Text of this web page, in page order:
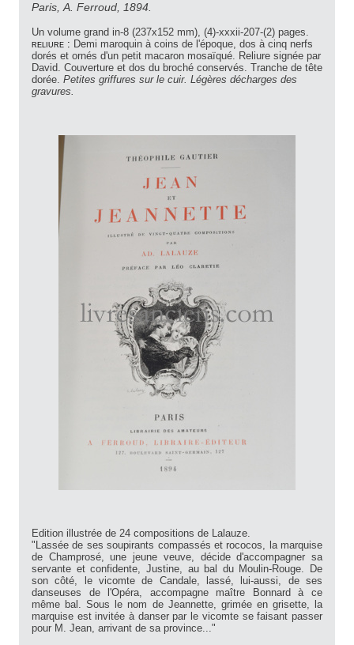
Paris, A. Ferroud, 1894.
Un volume grand in-8 (237x152 mm), (4)-xxxii-207-(2) pages.
reliure : Demi maroquin à coins de l'époque, dos à cinq nerfs
dorés et ornés d'un petit macaron mosaïqué. Reliure signée par
David. Couverture et dos du broché conservés. Tranche de tête
dorée. Petites griffures sur le cuir. Légères décharges des
gravures.
Edition illustrée de 24 compositions de Lalauze.
"Lassée de ses soupirants compassés et rococos, la marquise
de Champrosé, une jeune veuve, décide d'accompagner sa
servante et confidente, Justine, au bal du Moulin-Rouge. De
son côté, le vicomte de Candale, lassé, lui-aussi, de ses
danseuses de l'Opéra, accompagne maître Bonnard à ce
même bal. Sous le nom de Jeannette, grimée en grisette, la
marquise est invitée à danser par le vicomte se faisant passer
pour M. Jean, arrivant de sa province..."